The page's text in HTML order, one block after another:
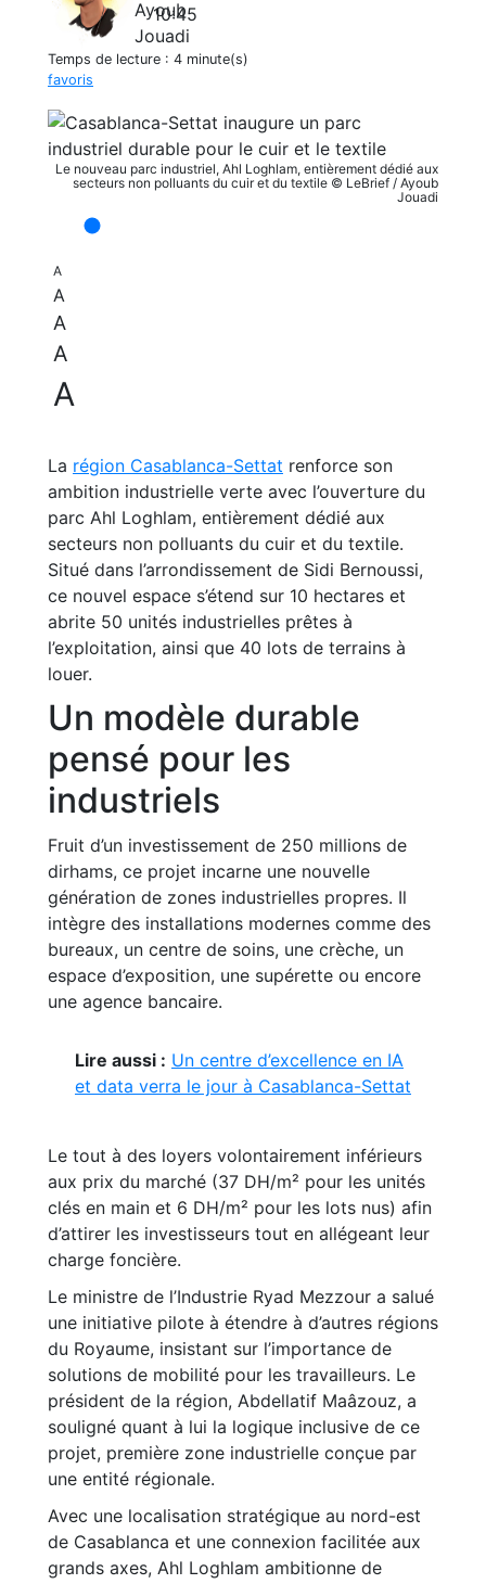
10:45
Temps de lecture : 4 minute(s)
favoris
Le nouveau parc industriel, Ahl Loghlam, entièrement dédié aux
secteurs non polluants du cuir et du textile © LeBrief / Ayoub
Jouadi
A
A
A
A
A
La région Casablanca-Settat renforce son
ambition industrielle verte avec l’ouverture du
parc Ahl Loghlam, entièrement dédié aux
secteurs non polluants du cuir et du textile.
Situé dans l’arrondissement de Sidi Bernoussi,
ce nouvel espace s’étend sur 10 hectares et
abrite 50 unités industrielles prêtes à
l’exploitation, ainsi que 40 lots de terrains à
louer.
Un modèle durable
pensé pour les
industriels
Fruit d’un investissement de 250 millions de
dirhams, ce projet incarne une nouvelle
génération de zones industrielles propres. Il
intègre des installations modernes comme des
bureaux, un centre de soins, une crèche, un
espace d’exposition, une supérette ou encore
une agence bancaire.
Lire aussi : Un centre d’excellence en IA
et data verra le jour à Casablanca-Settat
Le tout à des loyers volontairement inférieurs
aux prix du marché (37 DH/m² pour les unités
clés en main et 6 DH/m² pour les lots nus) afin
d’attirer les investisseurs tout en allégeant leur
charge foncière.
Le ministre de l’Industrie Ryad Mezzour a salué
une initiative pilote à étendre à d’autres régions
du Royaume, insistant sur l’importance de
solutions de mobilité pour les travailleurs. Le
président de la région, Abdellatif Maâzouz, a
souligné quant à lui la logique inclusive de ce
projet, première zone industrielle conçue par
une entité régionale.
Avec une localisation stratégique au nord-est
de Casablanca et une connexion facilitée aux
grands axes, Ahl Loghlam ambitionne de